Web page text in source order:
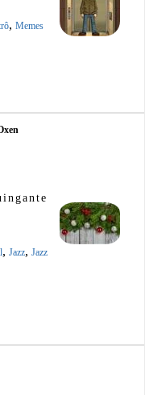
, Memes
, Jazz, Jazz